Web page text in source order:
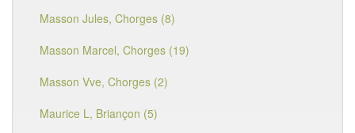
Masson Jules, Chorges (8)
Masson Marcel, Chorges (19)
Masson Vve, Chorges (2)
Maurice L, Briançon (5)